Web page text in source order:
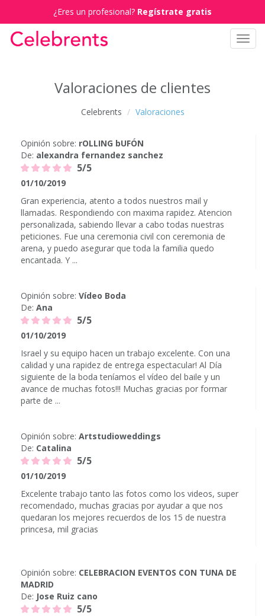
¿Eres un profesional? Regístrate gratis
Valoraciones de clientes
Celebrents Valoraciones
Opinión sobre: rOLLING bUFÓN
De: alexandra fernandez sanchez
5/5
01/10/2019
Gran experiencia, atento a todos nuestros mail y
llamadas. Respondiendo con maxima rapidez. Atencion
personalizada, sabiendo llevar a cabo todas nuestras
peticiones. Fue una ceremonia civil con ceremonia de
arena, y puedo asegurar que toda la familia quedo
encantada. Y ...
Opinión sobre: Vídeo Boda
De: Ana
5/5
01/10/2019
Israel y su equipo hacen un trabajo excelente. Con una
calidad y una rapidez de entrega espectacular! Al Día
siguiente de la boda teníamos el vídeo del baile y un
avance de muchas fotos!!! Muchas gracias por formar
parte de ...
Opinión sobre: Artstudioweddings
De: Catalina
5/5
01/10/2019
Excelente trabajo tanto las fotos como los videos, super
recomendado, muchas gracias por ayudar a que nos
quedaran los mejores recuerdos de los 15 de nuestra
princesa, mil gracias
Opinión sobre: CELEBRACION EVENTOS CON TUNA DE
MADRID
De: Jose Ruiz cano
5/5